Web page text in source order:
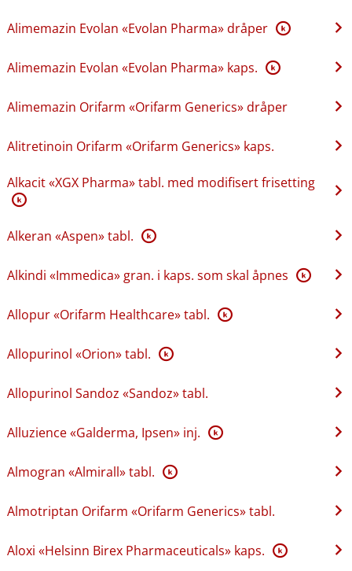
Alimemazin Evolan «Evolan Pharma» dråper K
Alimemazin Evolan «Evolan Pharma» kaps. K
Alimemazin Orifarm «Orifarm Generics» dråper
Alitretinoin Orifarm «Orifarm Generics» kaps.
Alkacit «XGX Pharma» tabl. med modifisert frisetting
K
Alkeran «Aspen» tabl. K
Alkindi «Immedica» gran. i kaps. som skal åpnes K
Allopur «Orifarm Healthcare» tabl. K
Allopurinol «Orion» tabl. K
Allopurinol Sandoz «Sandoz» tabl.
Alluzience «Galderma, Ipsen» inj. K
Almogran «Almirall» tabl. K
Almotriptan Orifarm «Orifarm Generics» tabl.
Aloxi «Helsinn Birex Pharmaceuticals» kaps. K